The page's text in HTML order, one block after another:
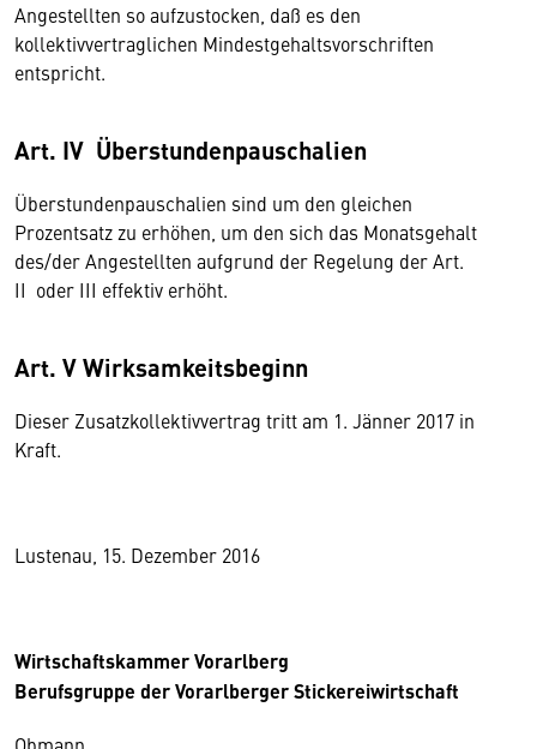
Angestellten so aufzustocken, daß es den
kollektivvertraglichen Mindestgehaltsvorschriften
entspricht.
Art. IV Überstundenpauschalien
Überstundenpauschalien sind um den gleichen
Prozentsatz zu erhöhen, um den sich das Monatsgehalt
des/der Angestellten aufgrund der Regelung der Art.
II oder III effektiv erhöht.
Art. V Wirksamkeitsbeginn
Dieser Zusatzkollektivvertrag tritt am 1. Jänner 2017 in
Kraft.
Lustenau, 15. Dezember 2016
Wirtschaftskammer Vorarlberg
Berufsgruppe der Vorarlberger Stickereiwirtschaft